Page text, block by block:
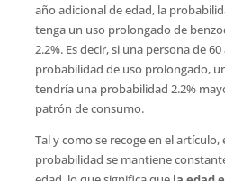
año adicional de edad, la
tenga un uso prolongado de
2.2%. Es decir, si una persona de
probabilidad de uso prolongado,
tendría una probabilidad 2.2%
patrón de consumo.
Tal y como se recoge en el
probabilidad se mantiene